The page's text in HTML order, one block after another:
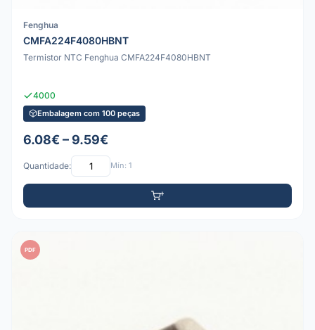
Fenghua
CMFA224F4080HBNT
Termistor NTC Fenghua CMFA224F4080HBNT
4000
Embalagem com 100 peças
6.08€ – 9.59€
Quantidade: Mín: 1
PDF